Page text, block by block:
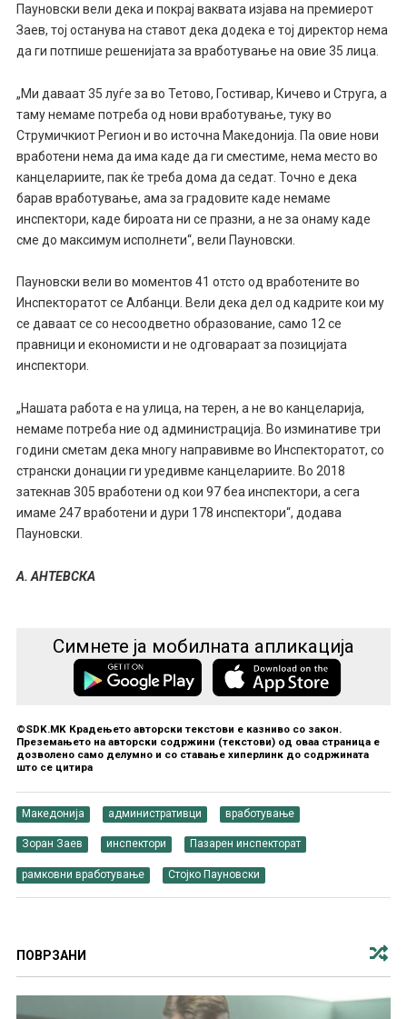
Пауновски вели дека и покрај ваквата изјава на премиерот
Заев, тој останува на ставот дека додека е тој директор нема
да ги потпише решенијата за вработување на овие 35 лица.
„Ми даваат 35 луѓе за во Тетово, Гостивар, Кичево и Струга, а
таму немаме потреба од нови вработување, туку во
Струмичкиот Регион и во источна Македонија. Па овие нови
вработени нема да има каде да ги сместиме, нема место во
канцелариите, пак ќе треба дома да седат. Точно е дека
барав вработување, ама за градовите каде немаме
инспектори, каде бироата ни се празни, а не за онаму каде
сме до максимум исполнети“, вели Пауновски.
Пауновски вели во моментов 41 отсто од вработените во
Инспекторатот се Албанци. Вели дека дел од кадрите кои му
се даваат се со несоодветно образование, само 12 се
правници и економисти и не одговараат за позицијата
инспектори.
„Нашата работа е на улица, на терен, а не во канцеларија,
немаме потреба ние од администрација. Во изминативе три
години сметам дека многу направивме во Инспекторатот, со
странски донации ги уредивме канцелариите. Во 2018
затекнав 305 вработени од кои 97 беа инспектори, а сега
имаме 247 вработени и дури 178 инспектори“, додава
Пауновски.
А. АНТЕВСКА
Симнете ја мобилната апликација
©SDK.MK Крадењето авторски текстови е казниво со закон.
Преземањето на авторски содржини (текстови) од оваа страница е
дозволено само делумно и со ставање хиперлинк до содржината
што се цитира
Македонија административци вработување
Зоран Заев инспектори Пазарен инспекторат
рамковни вработување Стојко Пауновски
ПОВРЗАНИ